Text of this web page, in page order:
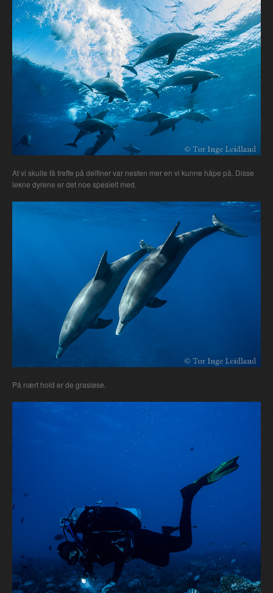
At vi skulle få treffe på delfiner var nesten mer en vi kunne håpe på. Disse
lekne dyrene er det noe spesielt med.
På nært hold er de grasiøse.